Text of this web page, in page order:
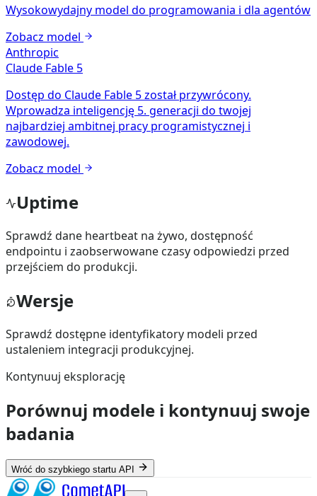
Wysokowydajny model do programowania i dla agentów
Zobacz model
Anthropic
Claude Fable 5
Dostęp do Claude Fable 5 został przywrócony.
Wprowadza inteligencję 5. generacji do twojej
najbardziej ambitnej pracy programistycznej i
zawodowej.
Zobacz model
Uptime
Sprawdź dane heartbeat na żywo, dostępność
endpointu i zaobserwowane czasy odpowiedzi przed
przejściem do produkcji.
Wersje
Sprawdź dostępne identyfikatory modeli przed
ustaleniem integracji produkcyjnej.
Kontynuuj eksplorację
Porównuj modele i kontynuuj swoje
badania
Wróć do szybkiego startu API